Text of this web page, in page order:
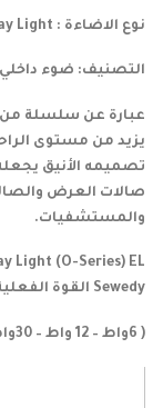
نوع الاضاءة : Day Light
التصنيف: ضوء داخلي
يزيد من مستوى
تصميمه الأنيق
صالات العرض
والمستشفيات.
Light (O-Series) EL
Sewedy القوة الفعلية له تتراوح بين
( 6واط – 12 واط – 30واط )